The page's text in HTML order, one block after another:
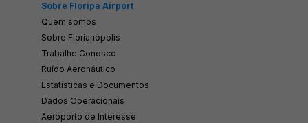
Sobre Floripa Airport
Quem somos
Sobre Florianópolis
Trabalhe Conosco
Ruído Aeronáutico
Estatísticas e Documentos
Dados Operacionais
Aeroporto de Interesse